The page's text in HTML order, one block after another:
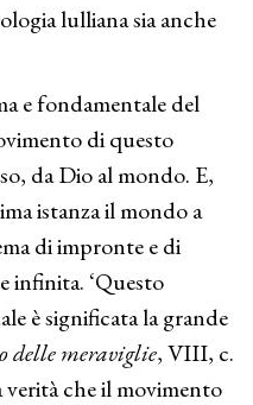
lulliana sia anche
e fondamentale del
di questo
da Dio al mondo. E,
istanza il mondo a
di impronte e di
infinita. ‘Questo
è significata la grande
delle meraviglie, VIII, c.
che il movimento